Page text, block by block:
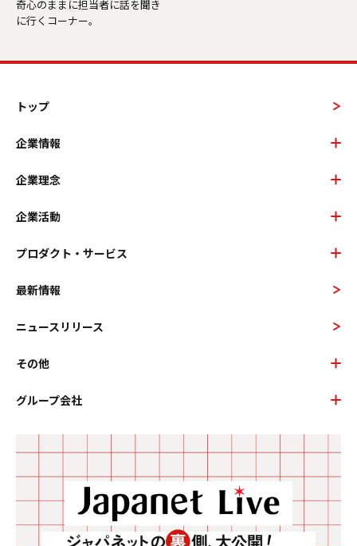
奇心のままに担当者に話を聞き
に行くコーナー。
トップ
企業情報
企業理念
企業活動
プロダクト・サービス
最新情報
ニュースリリース
その他
グループ会社